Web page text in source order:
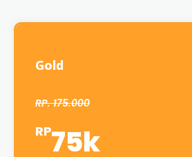
Gold
RP. 175.000
RP75k